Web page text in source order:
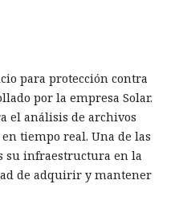
para protección contra
por la empresa Solar.
el análisis de archivos
tiempo real. Una de las
su infraestructura en la
de adquirir y mantener